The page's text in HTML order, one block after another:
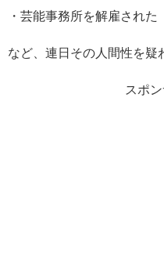
・芸能事務所を解雇された
など、連日その人間性を疑
スポ